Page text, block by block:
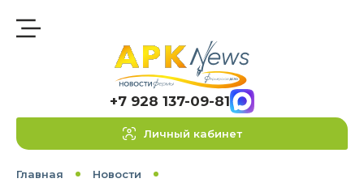
+7 928 137-09-81
Личный кабинет
Главная
Новости